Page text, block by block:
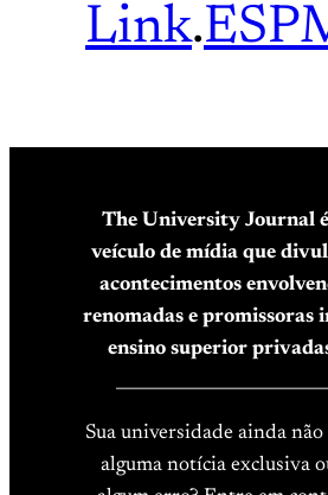
Link.
The University Journal
veículo de mídia que
acontecimentos
renomadas e promissoras
ensino superior
Sua universidade ainda não
alguma notícia exclusiva